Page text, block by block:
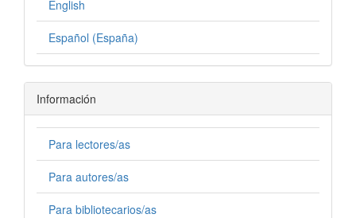
English
Español (España)
Información
Para lectores/as
Para autores/as
Para bibliotecarios/as